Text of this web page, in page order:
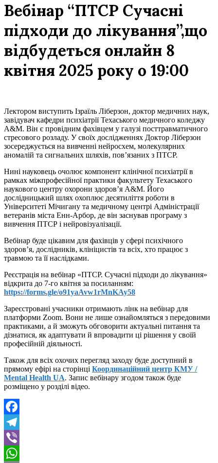
Вебінар “ПТСР Сучасні
підходи до лікування”,що
відбудеться онлайн 8
квітня 2025 року о 19:00
Лектором виступить Ізраїль Ліберзон, доктор медичних наук,
завідувач кафедри психіатрії Техаського медичного коледжу
A&M. Він є провідним фахівцем у галузі посттравматичного
стресового розладу. У своїх дослідженнях Доктор Ліберзон
зосереджується на вивченні нейросхем, молекулярних
аномалій та сигнальних шляхів, пов’язаних з ПТСР.
Нині науковець очолює компонент клінічної психіатрії в
рамках міжпрофесійної практики факультету Техаського
наукового центру охорони здоров’я A&M. Його
дослідницький шлях охоплює десятиліття роботи в
Університеті Мічигану та медичному центрі Адміністрації
ветеранів міста Енн-Арбор, де він заснував програму з
вивчення ПТСР і нейровізуалізації.
Вебінар буде цікавим для фахівців у сфері психічного
здоров’я, дослідників, клініцистів та всіх, хто працює з
травмою та її наслідками.
Реєстрація на вебінар «ПТСР. Сучасні підходи до лікування»
відкрита до 7-го квітня за посиланням:
https://forms.gle/o91yaAvw1rMnKAy58
Зареєстровані учасники отримають лінк на вебінар для
платформи Zoom. Вони не лише ознайомляться з передовими
практиками, а й зможуть обговорити актуальні питання та
дізнатися, як адаптувати й впровадити ці рішення у своїй
професійній діяльності.
Також для всіх охочих перегляд заходу буде доступний в
прямому ефірі на сторінці Координаційний центр КМУ /
Mental Health UA. Запис вебінару згодом також буде
розміщено у розділі відео.
Facebook
Telegram
Viber